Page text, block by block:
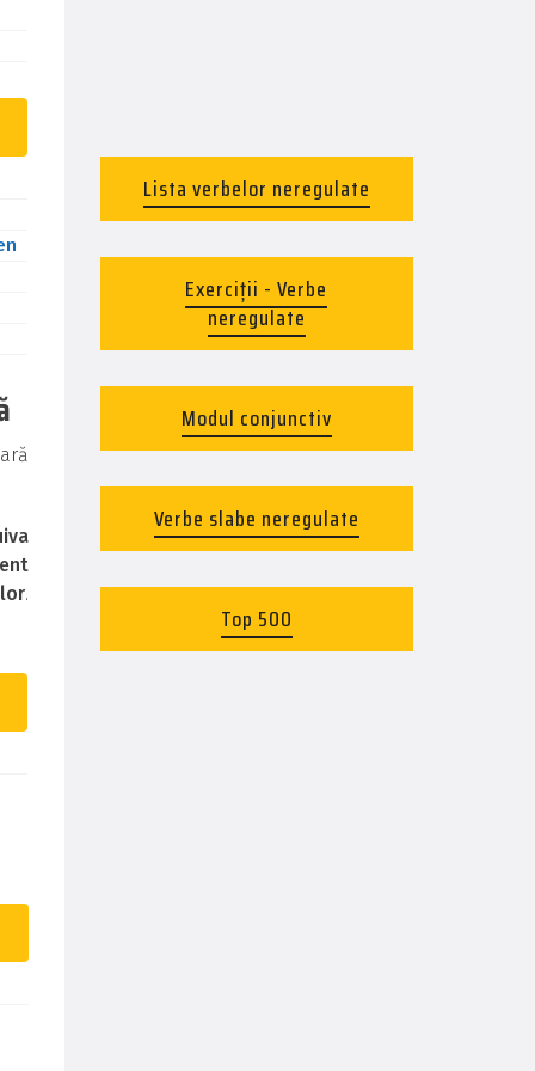
.
Lista verbelor neregulate
Exerciții - Verbe
neregulate
Modul conjunctiv
Verbe slabe neregulate
Top 500